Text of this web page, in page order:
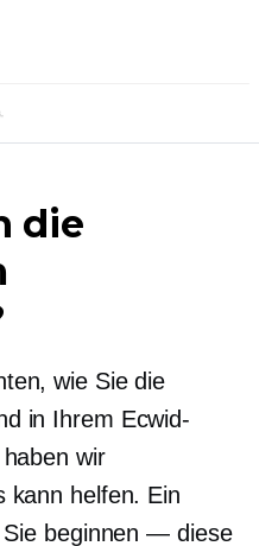
die
wie Sie die
in Ihrem Ecwid-
wir
kann helfen. Ein
beginnen — diese